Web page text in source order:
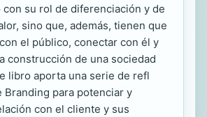
su rol de diferenciación y de
sino que, además, tienen que
el público, conectar con él y
construcción de una sociedad
libro aporta una serie de refl
Branding para potenciar y
con el cliente y sus